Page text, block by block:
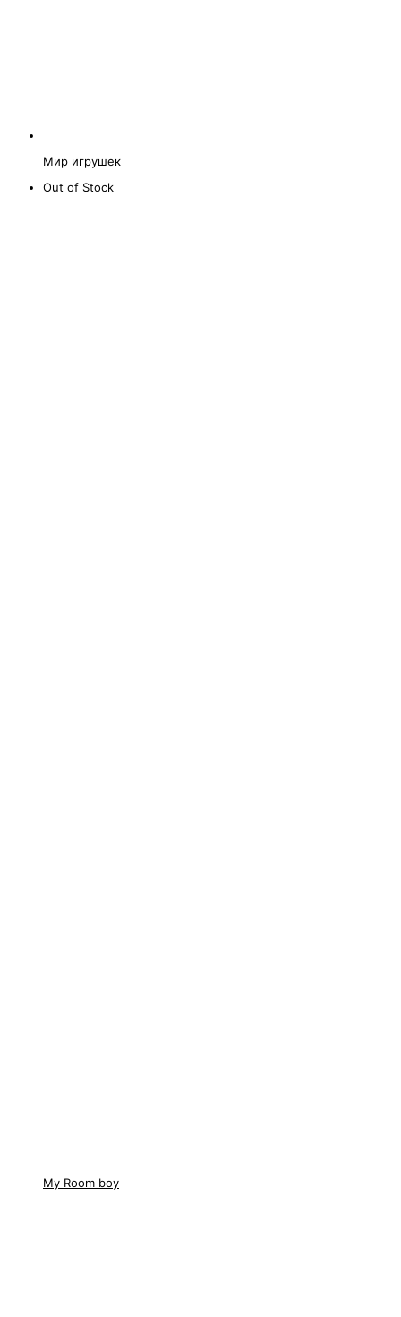
Мир игрушек
Out of Stock
My Room boy